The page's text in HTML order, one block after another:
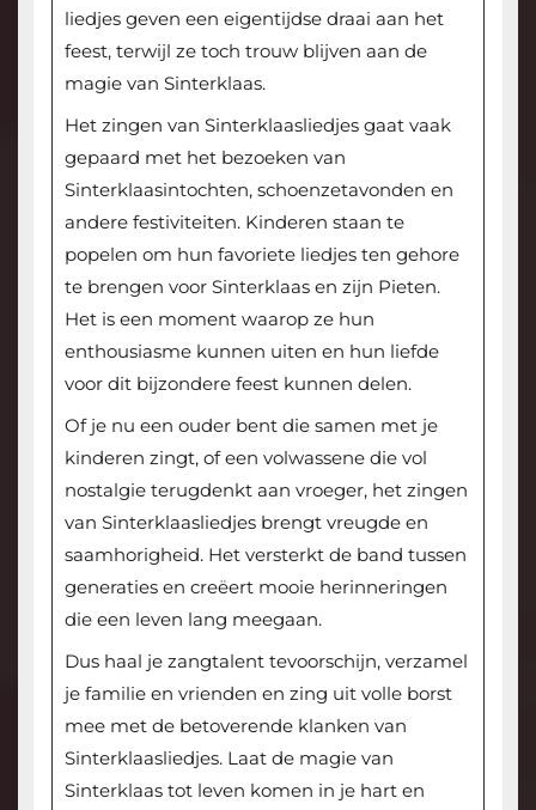
liedjes geven een eigentijdse draai aan het
feest, terwijl ze toch trouw blijven aan de
magie van Sinterklaas.
Het zingen van Sinterklaasliedjes gaat vaak
gepaard met het bezoeken van
Sinterklaasintochten, schoenzetavonden en
andere festiviteiten. Kinderen staan te
popelen om hun favoriete liedjes ten gehore
te brengen voor Sinterklaas en zijn Pieten.
Het is een moment waarop ze hun
enthousiasme kunnen uiten en hun liefde
voor dit bijzondere feest kunnen delen.
Of je nu een ouder bent die samen met je
kinderen zingt, of een volwassene die vol
nostalgie terugdenkt aan vroeger, het zingen
van Sinterklaasliedjes brengt vreugde en
saamhorigheid. Het versterkt de band tussen
generaties en creëert mooie herinneringen
die een leven lang meegaan.
Dus haal je zangtalent tevoorschijn, verzamel
je familie en vrienden en zing uit volle borst
mee met de betoverende klanken van
Sinterklaasliedjes. Laat de magie van
Sinterklaas tot leven komen in je hart en